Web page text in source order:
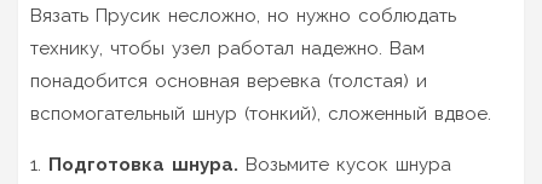
Вязать Прусик несложно, но нужно соблюдать
технику, чтобы узел работал надежно. Вам
понадобится основная веревка (толстая) и
вспомогательный шнур (тонкий), сложенный вдвое.
Подготовка шнура. Возьмите кусок шнура